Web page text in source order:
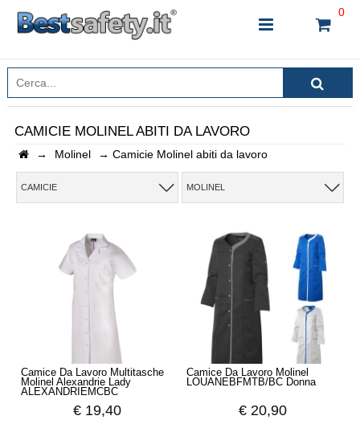
0
INSERISCI IL NOME DEL PRODOTTO CHE STAI
CERCANDO
CHIUDI RICERCA
CAMICIE MOLINEL ABITI DA LAVORO
→ Molinel → Camicie Molinel abiti da lavoro
CAMICIE MOLINEL
Camice Da Lavoro Multitasche
Molinel Alexandrie Lady
ALEXANDRIEMCBC
€ 19,40
Camice Da Lavoro Molinel
LOUANEBFMTB/BC Donna
€ 20,90